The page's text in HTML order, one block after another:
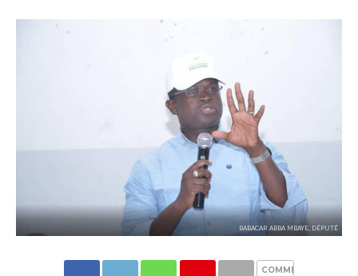
BABACAR ABBA MBAYE, DÉPUTÉ
COMMENTAIRES